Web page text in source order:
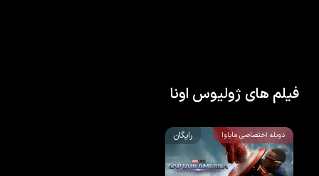
فیلم های ژولیوس اونا
دوبله اختصاصی مایاوا رایگان